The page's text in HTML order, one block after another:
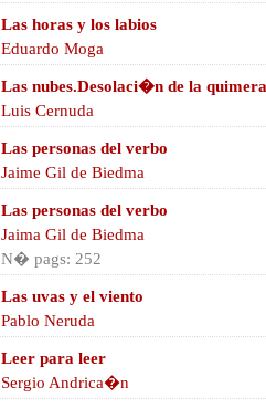
Las horas y los labios
Eduardo Moga
Las nubes.Desolaci�n de la
Luis Cernuda
Las personas del verbo
Jaime Gil de Biedma
Las personas del verbo
Jaima Gil de Biedma
N� pags: 252
Las uvas y el viento
Pablo Neruda
Leer para leer
Sergio Andrica�n